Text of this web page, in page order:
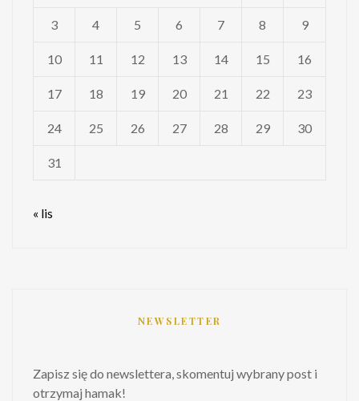
3 4 5 6 7 8 9
10 11 12 13 14 15 16
17 18 19 20 21 22 23
24 25 26 27 28 29 30
31
« lis
NEWSLETTER
Zapisz się do newslettera, skomentuj wybrany post i
otrzymaj hamak!